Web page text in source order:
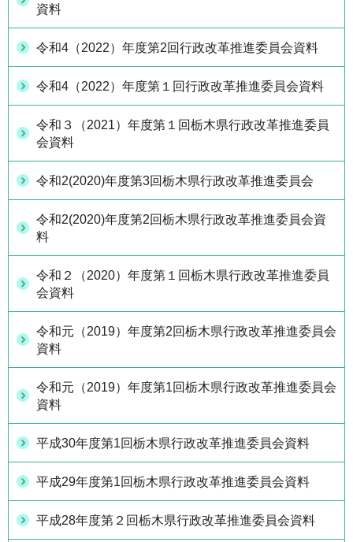
資料
令和4（2022）年度第2回行政改革推進委員会資料
令和4（2022）年度第１回行政改革推進委員会資料
令和３（2021）年度第１回栃木県行政改革推進委員
会資料
令和2(2020)年度第3回栃木県行政改革推進委員会
令和2(2020)年度第2回栃木県行政改革推進委員会資
料
令和２（2020）年度第１回栃木県行政改革推進委員
会資料
令和元（2019）年度第2回栃木県行政改革推進委員会
資料
令和元（2019）年度第1回栃木県行政改革推進委員会
資料
平成30年度第1回栃木県行政改革推進委員会資料
平成29年度第1回栃木県行政改革推進委員会資料
平成28年度第２回栃木県行政改革推進委員会資料